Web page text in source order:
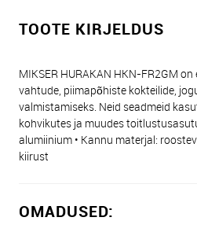
TOOTE KIRJELDUS
MIKSER HURAKAN HKN-FR2GM
vahtude, piimapõhiste kokteilide,
valmistamiseks. Neid seadmeid
kohvikutes ja muudes
alumiinium • Kannu materjal:
kiirust
OMADUSED: